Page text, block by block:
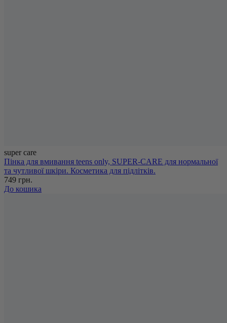
super care
Пінка для вмивання teens only, SUPER-CARE для нормальної
та чутливої шкіри. Косметика для підлітків.
749 грн.
До кошика